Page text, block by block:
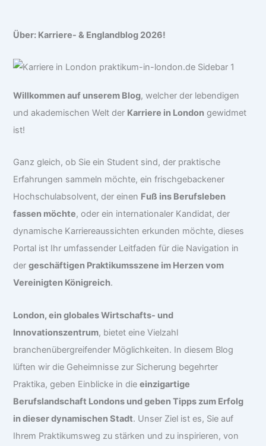
Über: Karriere- & Englandblog 2026!
Willkommen auf unserem Blog, welcher der lebendigen
und akademischen Welt der Karriere in London gewidmet
ist!
Ganz gleich, ob Sie ein Student sind, der praktische
Erfahrungen sammeln möchte, ein frischgebackener
Hochschulabsolvent, der einen Fuß ins Berufsleben
fassen möchte, oder ein internationaler Kandidat, der
dynamische Karriereaussichten erkunden möchte, dieses
Portal ist Ihr umfassender Leitfaden für die Navigation in
dergeschäftigen Praktikumsszene im Herzen vom
Vereinigten Königreich.
London, ein globales Wirtschafts- und
Innovationszentrum, bietet eine Vielzahl
branchenübergreifender Möglichkeiten. In diesem Blog
lüften wir die Geheimnisse zur Sicherung begehrter
Praktika, geben Einblicke in dieeinzigartige
Berufslandschaft Londons und geben Tipps zum Erfolg
in dieser dynamischen Stadt. Unser Ziel ist es, Sie auf
Ihrem Praktikumsweg zu stärken und zu inspirieren, von